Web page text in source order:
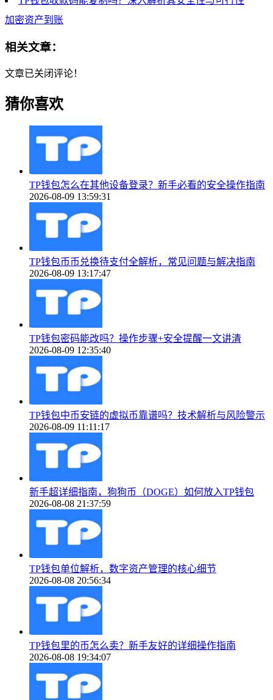
加密资产到账
相关文章：
文章已关闭评论！
猜你喜欢
TP钱包怎么在其他设备登录？新手必看的安全操作指南
2026-08-09 13:59:31
TP钱包币币兑换待支付全解析，常见问题与解决指南
2026-08-09 13:17:47
TP钱包密码能改吗？操作步骤+安全提醒一文讲清
2026-08-09 12:35:40
TP钱包中币安链的虚拟币靠谱吗？技术解析与风险警示
2026-08-09 11:11:17
新手超详细指南，狗狗币（DOGE）如何放入TP钱包
2026-08-08 21:37:59
TP钱包单位解析，数字资产管理的核心细节
2026-08-08 20:56:34
TP钱包里的币怎么卖？新手友好的详细操作指南
2026-08-08 19:34:07